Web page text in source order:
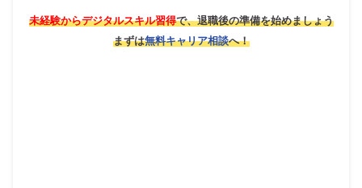
未経験からデジタルスキル習得で、退職後の準備を始めましょう
まずは無料キャリア相談へ！